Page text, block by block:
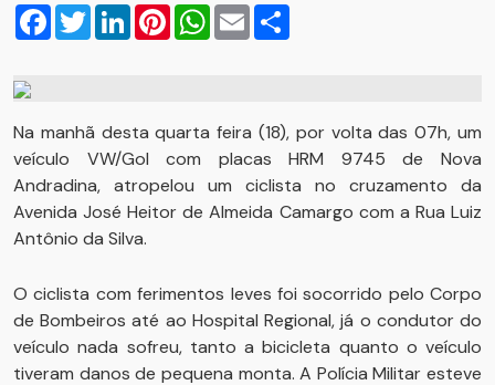
Facebook
TwitterLinkedInPinterestWhatsApp
Email
Na manhã desta quarta feira (18), por volta das 07h, um
veículo VW/Gol com placas HRM 9745 de Nova
Andradina, atropelou um ciclista no cruzamento da
Avenida José Heitor de Almeida Camargo com a Rua Luiz
Antônio da Silva.
O ciclista com ferimentos leves foi socorrido pelo Corpo
de Bombeiros até ao Hospital Regional, já o condutor do
veículo nada sofreu, tanto a bicicleta quanto o veículo
tiveram danos de pequena monta. A Polícia Militar esteve